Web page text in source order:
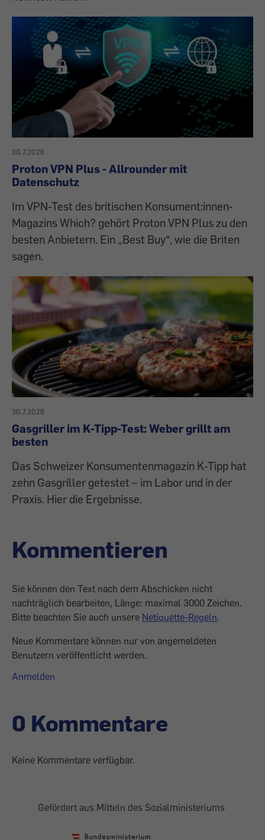
30.7.2026
Proton VPN Plus - Allrounder mit
Datenschutz
Im VPN-Test des britischen Konsument:innen-
Magazins Which? gehört Proton VPN Plus zu den
besten Anbietern. Ein „Best Buy“, wie die Briten
sagen.
30.7.2026
Gasgriller im K-Tipp-Test: Weber grillt am
besten
Das Schweizer Konsumentenmagazin K-Tipp hat
zehn Gasgriller getestet – im Labor und in der
Praxis. Hier die Ergebnisse.
Kommentieren
Sie können den Text nach dem Abschicken nicht
nachträglich bearbeiten, Länge: maximal 3000 Zeichen.
Bitte beachten Sie auch unsere Netiquette-Regeln.
Neue Kommentare können nur von angemeldeten
Benutzern veröffentlicht werden.
Anmelden
0 Kommentare
Keine Kommentare verfügbar.
Gefördert aus Mitteln des Sozialministeriums